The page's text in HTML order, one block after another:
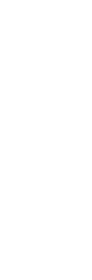
hoeveelheid in of